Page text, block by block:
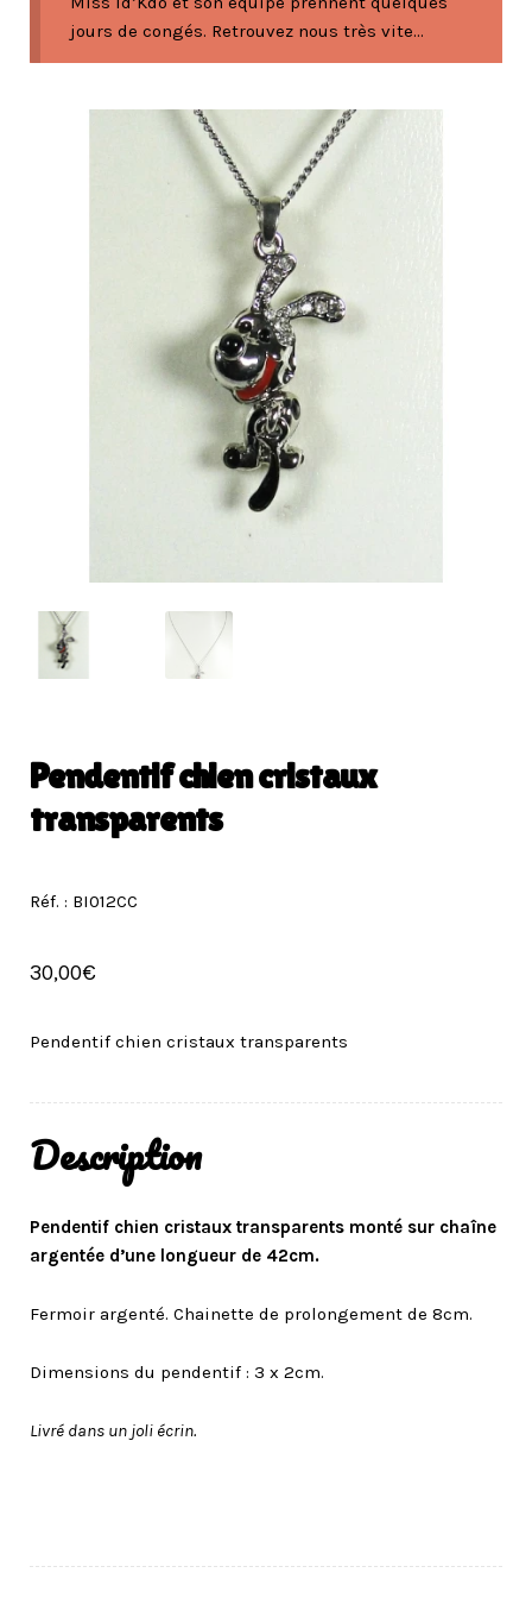
jours de congés. Retrouvez nous très vite...
Pendentif chien cristaux
transparents
Réf. : BI012CC
30,00€
Pendentif chien cristaux transparents
Description
Pendentif chien cristaux transparents monté sur chaîne
argentée d’une longueur de 42cm.
Fermoir argenté. Chainette de prolongement de 8cm.
Dimensions du pendentif : 3 x 2cm.
Livré dans un joli écrin.